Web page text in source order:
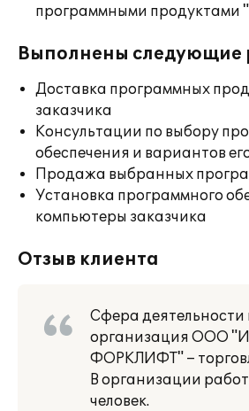
программными продуктами
Выполнены следующие
Доставка программных
заказчика
Консультации по выбору
обеспечения и вариантов
Продажа выбранных
Установка программного
компьютеры заказчика
Отзыв клиента
Сфера
организация ООО
ФОРКЛИФТ" –
В организации
человек.